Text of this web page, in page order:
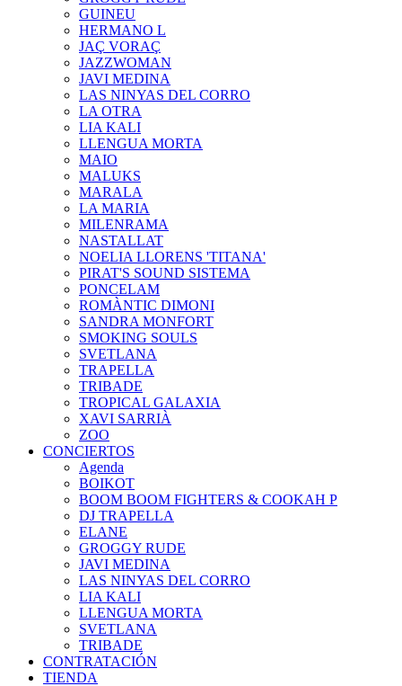
GUINEU
HERMANO L
JAÇ VORAÇ
JAZZWOMAN
JAVI MEDINA
LAS NINYAS DEL CORRO
LA OTRA
LIA KALI
LLENGUA MORTA
MAIO
MALUKS
MARALA
LA MARIA
MILENRAMA
NASTALLAT
NOELIA LLORENS 'TITANA'
PIRAT'S SOUND SISTEMA
PONCELAM
ROMÀNTIC DIMONI
SANDRA MONFORT
SMOKING SOULS
SVETLANA
TRAPELLA
TRIBADE
TROPICAL GALAXIA
XAVI SARRIÀ
ZOO
CONCIERTOS
Agenda
BOIKOT
BOOM BOOM FIGHTERS & COOKAH P
DJ TRAPELLA
ELANE
GROGGY RUDE
JAVI MEDINA
LAS NINYAS DEL CORRO
LIA KALI
LLENGUA MORTA
SVETLANA
TRIBADE
CONTRATACIÓN
TIENDA